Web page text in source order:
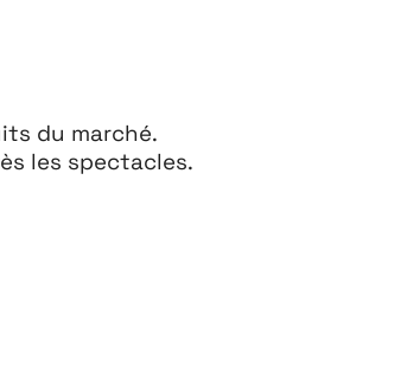
du marché.
les spectacles.